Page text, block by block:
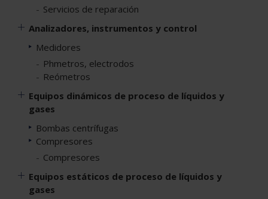
Servicios de reparación
Analizadores, instrumentos y control
Medidores
Phmetros, electrodos
Reómetros
Equipos dinámicos de proceso de líquidos y
gases
Bombas centrífugas
Compresores
Compresores
Equipos estáticos de proceso de líquidos y
gases